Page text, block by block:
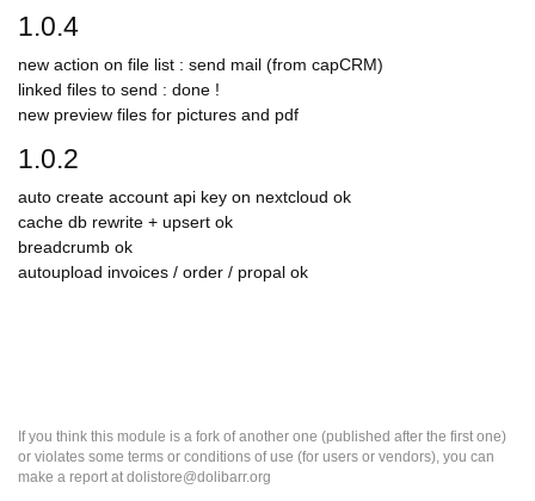
1.0.4
new action on file list : send mail (from capCRM)
linked files to send : done !
new preview files for pictures and pdf
1.0.2
auto create account api key on nextcloud ok
cache db rewrite + upsert ok
breadcrumb ok
autoupload invoices / order / propal ok
If you think this module is a fork of another one (published after the first one)
or violates some terms or conditions of use (for users or vendors), you can
make a report at dolistore@dolibarr.org